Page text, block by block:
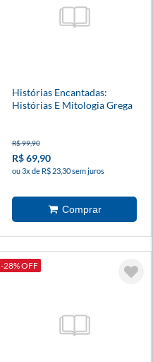
Histórias Encantadas:
Histórias E Mitologia Grega
R$ 99,90
R$ 69,90
ou 3x de R$ 23,30 sem juros
-28% OFF